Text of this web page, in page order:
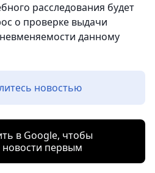
расследования будет
о проверке выдачи
данному
новостью
в Google, чтобы
новости первым